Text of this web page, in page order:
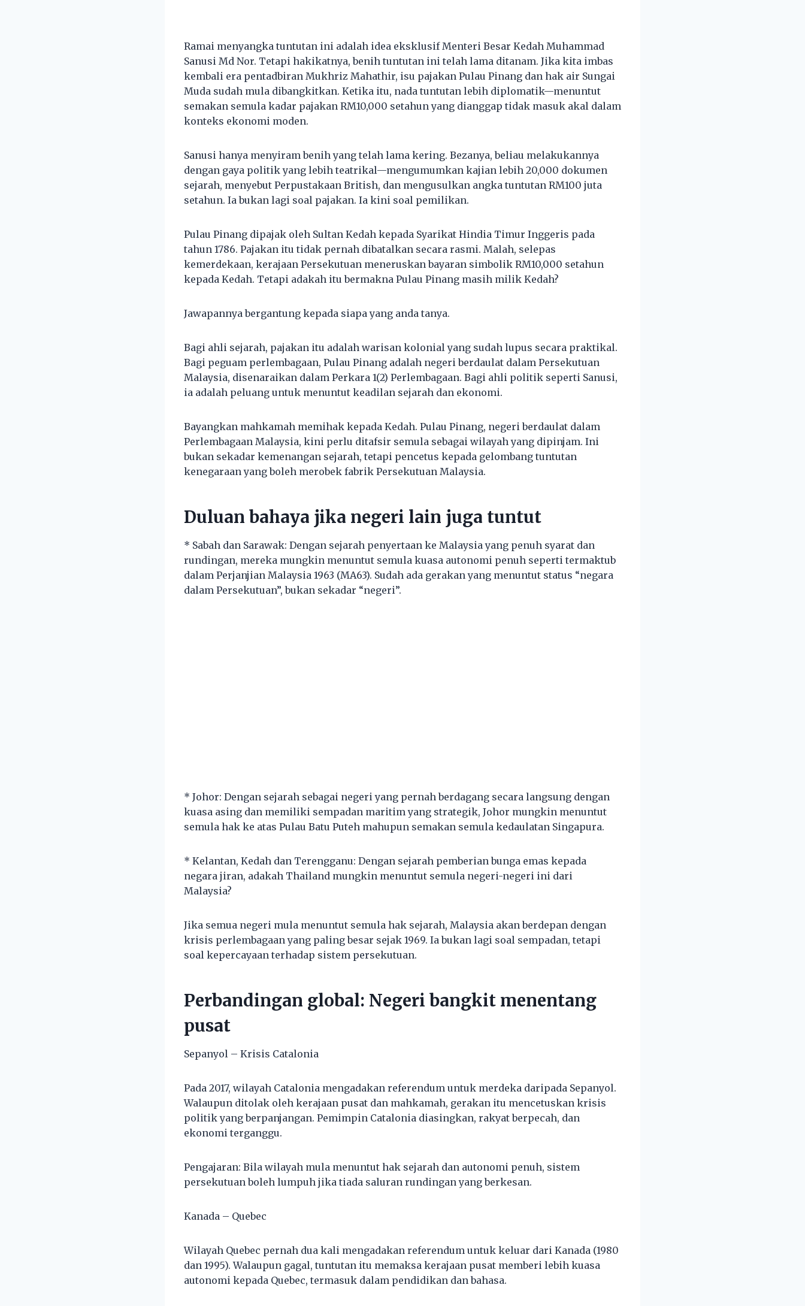
Ramai menyangka tuntutan ini adalah idea eksklusif Menteri Besar Kedah Muhammad
Sanusi Md Nor. Tetapi hakikatnya, benih tuntutan ini telah lama ditanam. Jika kita imbas
kembali era pentadbiran Mukhriz Mahathir, isu pajakan Pulau Pinang dan hak air Sungai
Muda sudah mula dibangkitkan. Ketika itu, nada tuntutan lebih diplomatik—menuntut
semakan semula kadar pajakan RM10,000 setahun yang dianggap tidak masuk akal dalam
konteks ekonomi moden.
Sanusi hanya menyiram benih yang telah lama kering. Bezanya, beliau melakukannya
dengan gaya politik yang lebih teatrikal—mengumumkan kajian lebih 20,000 dokumen
sejarah, menyebut Perpustakaan British, dan mengusulkan angka tuntutan RM100 juta
setahun. Ia bukan lagi soal pajakan. Ia kini soal pemilikan.
Pulau Pinang dipajak oleh Sultan Kedah kepada Syarikat Hindia Timur Inggeris pada
tahun 1786. Pajakan itu tidak pernah dibatalkan secara rasmi. Malah, selepas
kemerdekaan, kerajaan Persekutuan meneruskan bayaran simbolik RM10,000 setahun
kepada Kedah. Tetapi adakah itu bermakna Pulau Pinang masih milik Kedah?
Jawapannya bergantung kepada siapa yang anda tanya.
Bagi ahli sejarah, pajakan itu adalah warisan kolonial yang sudah lupus secara praktikal.
Bagi peguam perlembagaan, Pulau Pinang adalah negeri berdaulat dalam Persekutuan
Malaysia, disenaraikan dalam Perkara 1(2) Perlembagaan. Bagi ahli politik seperti Sanusi,
ia adalah peluang untuk menuntut keadilan sejarah dan ekonomi.
Bayangkan mahkamah memihak kepada Kedah. Pulau Pinang, negeri berdaulat dalam
Perlembagaan Malaysia, kini perlu ditafsir semula sebagai wilayah yang dipinjam. Ini
bukan sekadar kemenangan sejarah, tetapi pencetus kepada gelombang tuntutan
kenegaraan yang boleh merobek fabrik Persekutuan Malaysia.
Duluan bahaya jika negeri lain juga tuntut
* Sabah dan Sarawak: Dengan sejarah penyertaan ke Malaysia yang penuh syarat dan
rundingan, mereka mungkin menuntut semula kuasa autonomi penuh seperti termaktub
dalam Perjanjian Malaysia 1963 (MA63). Sudah ada gerakan yang menuntut status “negara
dalam Persekutuan”, bukan sekadar “negeri”.
* Johor: Dengan sejarah sebagai negeri yang pernah berdagang secara langsung dengan
kuasa asing dan memiliki sempadan maritim yang strategik, Johor mungkin menuntut
semula hak ke atas Pulau Batu Puteh mahupun semakan semula kedaulatan Singapura.
* Kelantan, Kedah dan Terengganu: Dengan sejarah pemberian bunga emas kepada
negara jiran, adakah Thailand mungkin menuntut semula negeri-negeri ini dari
Malaysia?
Jika semua negeri mula menuntut semula hak sejarah, Malaysia akan berdepan dengan
krisis perlembagaan yang paling besar sejak 1969. Ia bukan lagi soal sempadan, tetapi
soal kepercayaan terhadap sistem persekutuan.
Perbandingan global: Negeri bangkit menentang
pusat
Sepanyol – Krisis Catalonia
Pada 2017, wilayah Catalonia mengadakan referendum untuk merdeka daripada Sepanyol.
Walaupun ditolak oleh kerajaan pusat dan mahkamah, gerakan itu mencetuskan krisis
politik yang berpanjangan. Pemimpin Catalonia diasingkan, rakyat berpecah, dan
ekonomi terganggu.
Pengajaran: Bila wilayah mula menuntut hak sejarah dan autonomi penuh, sistem
persekutuan boleh lumpuh jika tiada saluran rundingan yang berkesan.
Kanada – Quebec
Wilayah Quebec pernah dua kali mengadakan referendum untuk keluar dari Kanada (1980
dan 1995). Walaupun gagal, tuntutan itu memaksa kerajaan pusat memberi lebih kuasa
autonomi kepada Quebec, termasuk dalam pendidikan dan bahasa.